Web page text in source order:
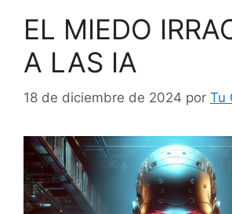
EL MIEDO
A LAS IA
18 de diciembre de 2024 por Tu